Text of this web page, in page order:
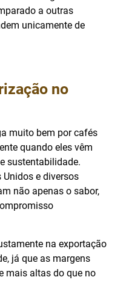
a outras
unicamente de
no
muito bem por cafés
quando eles vêm
sustentabilidade.
e diversos
não apenas o sabor,
na exportação
já que as margens
mais altas do que no